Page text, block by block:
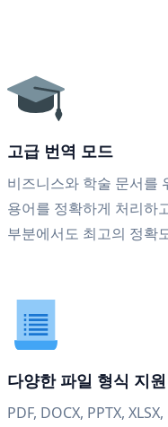
고급 번역 모드
비즈니스와 학술 문서를
용어를 정확하게 처리하
부분에서도 최고의 정확
다양한 파일 형식 지원
PDF, DOCX, PPTX,